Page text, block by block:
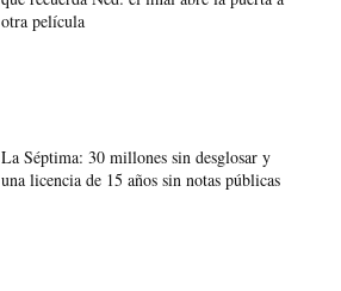
otra película
La Séptima: 30 millones sin desglosar y
una licencia de 15 años sin notas públicas